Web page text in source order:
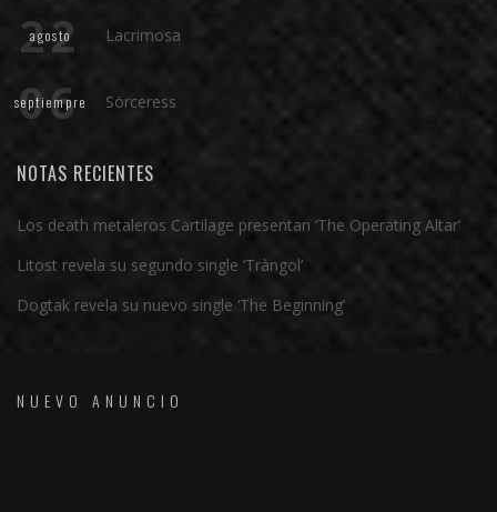
22
agosto Lacrimosa
06
septiempre Sörceress
NOTAS RECIENTES
Los death metaleros Cartilage presentan ‘The Operating Altar’
Litost revela su segundo single ‘Tràngol’
Dogtak revela su nuevo single ‘The Beginning’
NUEVO ANUNCIO